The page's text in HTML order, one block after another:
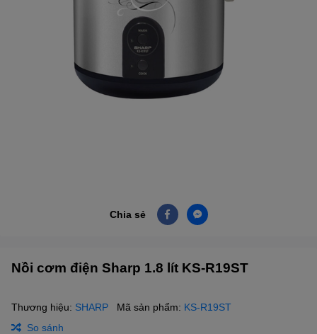
Chia sẻ
Nồi cơm điện Sharp 1.8 lít KS-R19ST
Thương hiệu: SHARP Mã sản phẩm: KS-R19ST
So sánh